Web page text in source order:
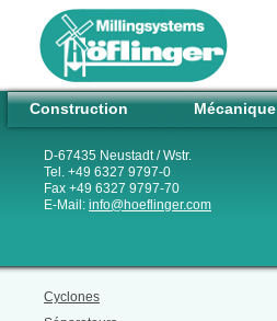
D-67435 Neustadt / Wstr.
Tel. +49 6327 9797-0
Fax +49 6327 9797-70
E-Mail: info@hoeflinger.com
Construction Mécanique
Cyclones